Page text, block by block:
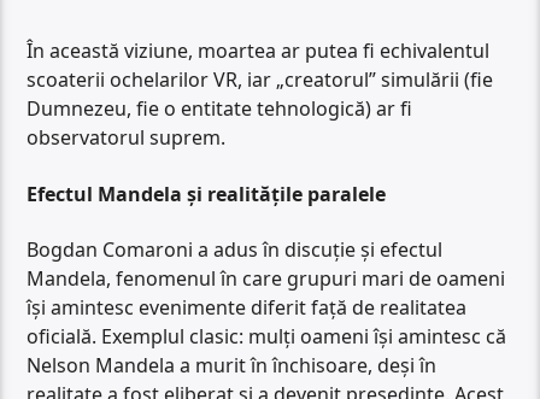
În această viziune, moartea ar putea fi echivalentul
scoaterii ochelarilor VR, iar „creatorul” simulării (fie
Dumnezeu, fie o entitate tehnologică) ar fi
observatorul suprem.
Efectul Mandela și realitățile paralele
Bogdan Comaroni a adus în discuție și efectul
Mandela, fenomenul în care grupuri mari de oameni
își amintesc evenimente diferit față de realitatea
oficială. Exemplul clasic: mulți oameni își amintesc că
Nelson Mandela a murit în închisoare, deși în